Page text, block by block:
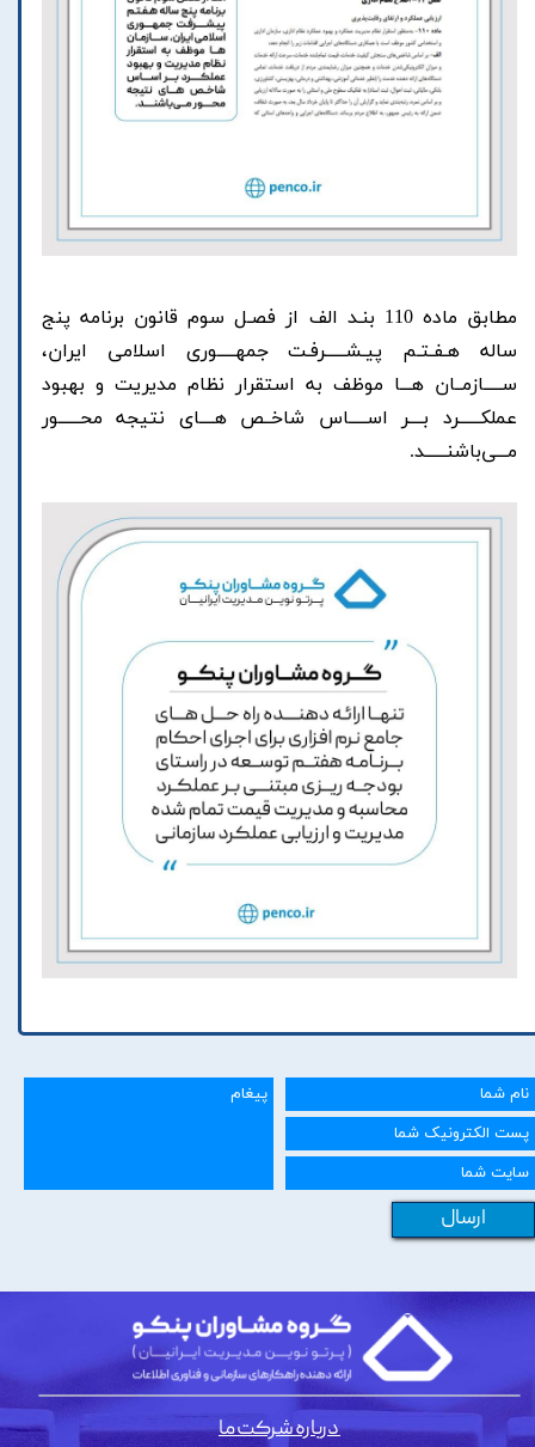
مطابق ماده 110 بنـد الف از فصـل سوم قانون برنامه پنج
ساله هـفـتـم پیـشــــــرفـت جمهـــــوری اسلامی ایران،
ســـــازمــان هـــا موظف به استقرار نظام مدیریت و بهبود
عملکــــــرد بــــر اســـــاس شاخــص هــــای نتیجه محــــــور
مـــی‌باشنــــــد.
ارسال
درباره شرکت ما